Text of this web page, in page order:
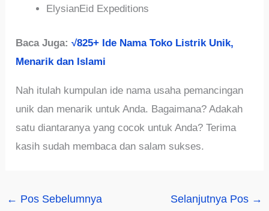
ElysianEid Expeditions
Baca Juga:√825+ Ide Nama Toko Listrik Unik,
Menarik dan Islami
Nah itulah kumpulan ide nama usaha pemancingan
unik dan menarik untuk Anda. Bagaimana? Adakah
satu diantaranya yang cocok untuk Anda? Terima
kasih sudah membaca dan salam sukses.
← Pos Sebelumnya Selanjutnya Pos →